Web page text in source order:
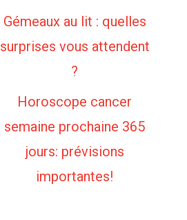
Gémeaux au lit : quelles
surprises vous attendent
?
Horoscope cancer
semaine prochaine 365
jours: prévisions
importantes!